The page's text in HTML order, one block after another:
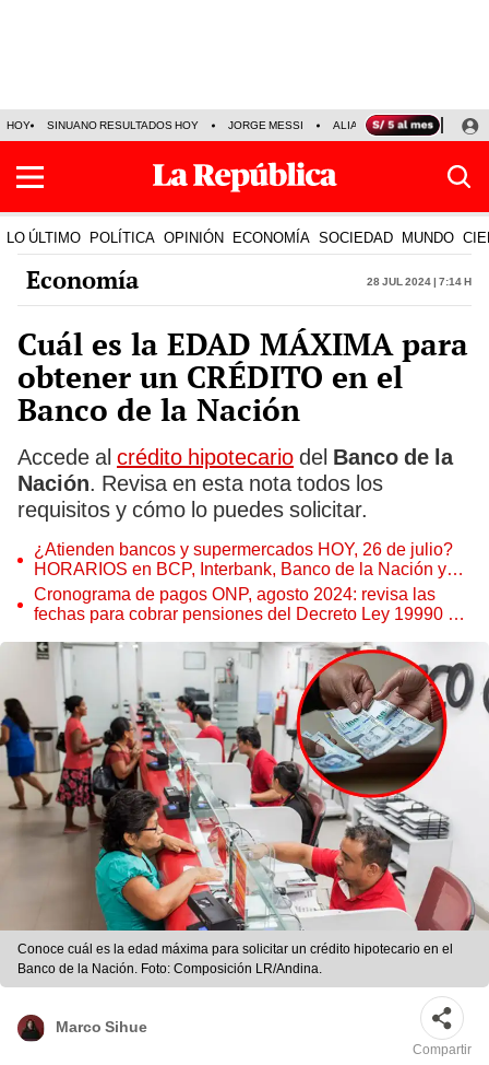
HOY SINUANO RESULTADOS HOY JORGE MESSI ALIANZA LIMA VS SPORT
LO ÚLTIMO POLÍTICA OPINIÓN ECONOMÍA SOCIEDAD MUNDO
Economía 28 Jul 2024 | 7:14 h
Cuál es la EDAD MÁXIMA para
obtener un CRÉDITO en el
Banco de la Nación
Accede al crédito hipotecario del Banco de la
Nación. Revisa en esta nota todos los
requisitos y cómo lo puedes solicitar.
¿Atienden bancos y supermercados HOY, 26 de julio?
HORARIOS en BCP, Interbank, Banco de la Nación y
más
Cronograma de pagos ONP, agosto 2024: revisa las
fechas para cobrar pensiones del Decreto Ley 19990 y
Conoce cuál es la edad máxima para solicitar un crédito hipotecario en el
Banco de la Nación. Foto: Composición LR/Andina.
Marco Sihue
Compartir